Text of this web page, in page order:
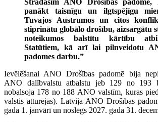
panākt taisnīgu un ilgtspējīgu
Tuvajos Austrumos un citos
stiprinātu globālo drošību, aizsargātu
noteikumos balstītu kārtību
Statūtiem, kā arī lai pilnveidotu
padomes darbu.”
Ievēlēšanai ANO Drošības padomē bija
ANO dalībvalstu atbalstu jeb 129 no 193
nobalsoja 178 no 188 ANO valstīm, kuras
valstis atturējās). Latvija ANO Drošības
gada 1. janvārī un noslēgs 2027. gada 31.